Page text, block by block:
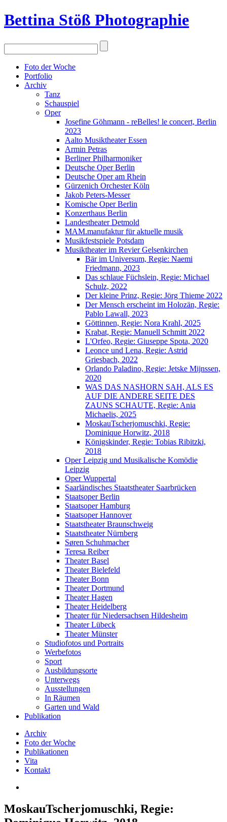
Bettina Stöß Photographie
Foto der Woche
Portfolio
Archiv
Tanz
Schauspiel
Oper
Josefine Göhmann - reBelles! le concert, Berlin
2023
Aalto Musiktheater Essen
Armin Petras
Berliner Philharmoniker
Deutsche Oper Berlin
Deutsche Oper am Rhein
Gürzenich Orchester Köln
Jakob Peters-Messer
Komische Oper Berlin
Konzerthaus Berlin
Landestheater Detmold
MAM.manufaktur für aktuelle musik
Musikfestspiele Potsdam
Musiktheater im Revier Gelsenkirchen
Bär im Universum, Regie: Naemi
Friedmann, 2023
Das schlaue Füchslein, Regie: Michael
Schulz, 2022
Der kleine Prinz, Regie: Jörg Thieme 2022
Der Mensch erscheint im Holozän, Regie:
Pablo Lawall, 2023
Göttinnen, Regie: Nora Krahl, 2025
Krabat, Regie: Manuell Schmitt 2022
L'Orfeo, Regie: Giuseppe Spota, 2020
Leonce und Lena, Regie: Astrid
Griesbach, 2022
Orlando Paladino, Regie: Jetske Mijnssen,
2020
WAS DAS NASHORN SAH, ALS ES
AUF DIE ANDERE SEITE DES
ZAUNS SCHAUTE, Regie: Ania
Michaelis, 2025
MoskauTscherjomuschki, Regie:
Dominique Horwitz, 2018
Königskinder, Regie: Tobias Ribitzki,
2018
Oper Leipzig und Musikalische Komödie
Leipzig
Oper Wuppertal
Saarländisches Staatstheater Saarbrücken
Staatsoper Berlin
Staatsoper Hamburg
Staatsoper Hannover
Staatstheater Braunschweig
Staatstheater Nürnberg
Søren Schuhmacher
Teresa Reiber
Theater Basel
Theater Bielefeld
Theater Bonn
Theater Dortmund
Theater Hagen
Theater Heidelberg
Theater für Niedersachsen Hildesheim
Theater Lübeck
Theater Münster
Studiofotos und Portraits
Werbefotos
Sport
Ausbildungsorte
Unterwegs
Ausstellungen
In Räumen
Garten und Wald
Publikation
Archiv
Foto der Woche
Publikationen
Vita
Kontakt
MoskauTscherjomuschki, Regie: